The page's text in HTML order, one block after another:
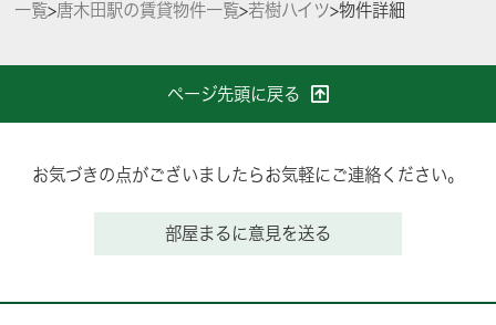
一覧>唐木田駅の賃貸物件一覧>若樹ハイツ>物件詳細
ページ先頭に戻る
お気づきの点がございましたらお気軽にご連絡ください。
部屋まるに意見を送る